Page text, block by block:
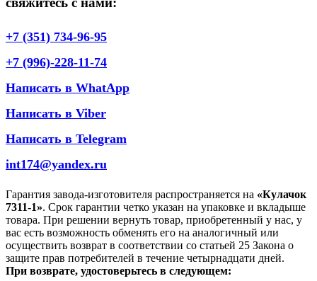
+7 (351) 734-96-95
+7 (996)-228-11-74
Написать в WhatApp
Написать в Viber
Написать в Telegram
int174@yandex.ru
Гарантия завода-изготовителя распространяется на «Кулачок
7311-1». Срок гарантии четко указан на упаковке и вкладыше
товара. При решении вернуть товар, приобретенный у нас, у
вас есть возможность обменять его на аналогичный или
осуществить возврат в соответствии со статьей 25 Закона о
защите прав потребителей в течение четырнадцати дней.
При возврате, удостоверьтесь в следующем: